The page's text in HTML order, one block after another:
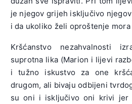
je njegov grijeh isključivo
i da ukoliko želi oproštenje mora
Kršćanstvo nezahvalnosti
suprotna lika (Marion i lijevi
i tužno iskustvo za one
drugom, ali bivaju odbijeni
su oni i isključivo oni krivi